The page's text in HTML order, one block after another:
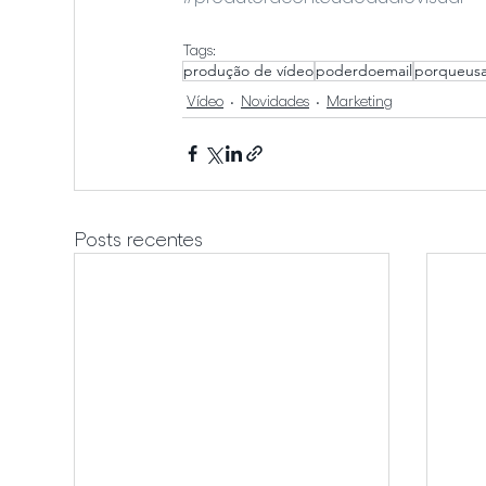
Tags:
produção de vídeopoderdoemail
Vídeo Novidades Marketing
Posts recentes